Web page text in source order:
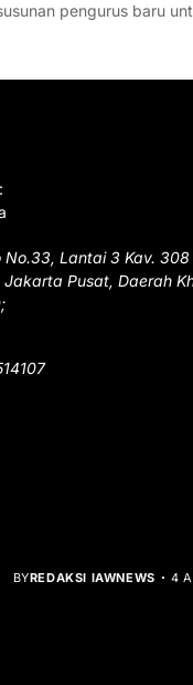
pengurus baru
No.33, Lantai 3 Kav. 308
Pusat, Daerah
BYREDAKSI IAWNEWS 4